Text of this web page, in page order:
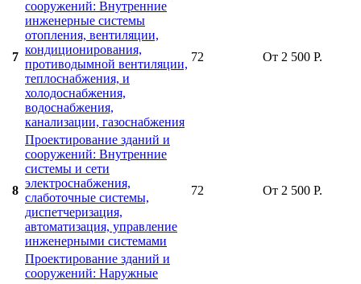
7
сооружений: Внутренние
инженерные системы
отопления, вентиляции,
кондиционирования,
противодымной вентиляции,
теплоснабжения, и
холодоснабжения,
водоснабжения,
канализации, газоснабжения
72 От 2 500 Р.
8
Проектирование зданий и
сооружений: Внутренние
системы и сети
электроснабжения,
слаботочные системы,
диспетчеризация,
автоматизация, управление
инженерными системами
72 От 2 500 Р.
Проектирование зданий и
сооружений: Наружные